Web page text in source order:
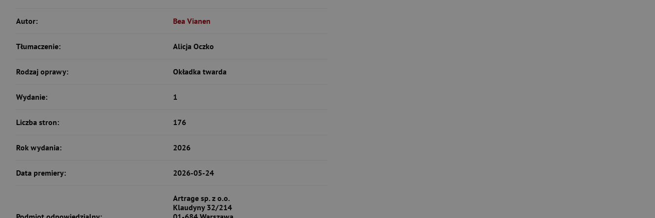
Autor: Bea Vianen
Tłumaczenie: Alicja Oczko
Rodzaj oprawy: Okładka twarda
Wydanie: 1
Liczba stron: 176
Rok wydania: 2026
Data premiery: 2026-05-24
Artrage sp. z o.o.
Klaudyny 32/214